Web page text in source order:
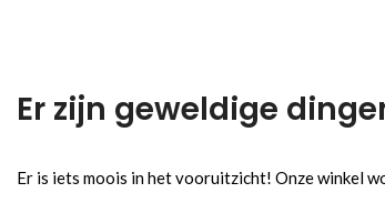
Er zijn geweldige
Er is iets moois in het vooruitzicht! Onze winkel